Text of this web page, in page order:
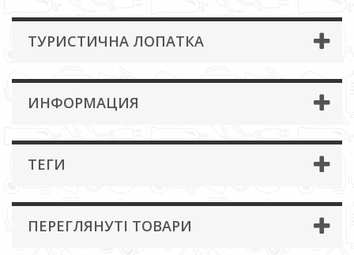
ТУРИСТИЧНА ЛОПАТКА
ИНФОРМАЦИЯ
ТЕГИ
ПЕРЕГЛЯНУТІ ТОВАРИ